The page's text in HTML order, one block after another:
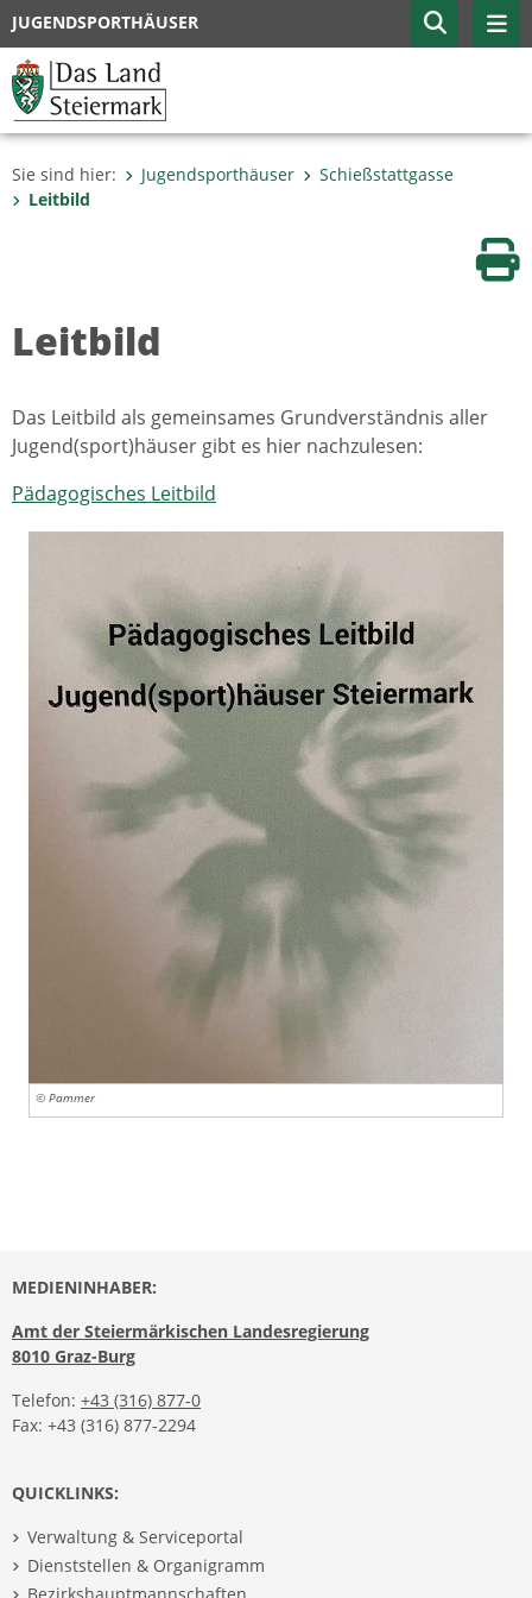
JUGENDSPORTHÄUSER
Sie sind hier: Jugendsporthäuser
Schießstattgasse
Leitbild
Leitbild
Das Leitbild als gemeinsames Grundverständnis aller
Jugend(sport)häuser gibt es hier nachzulesen:
Pädagogisches Leitbild
© Pammer
MEDIENINHABER:
Amt der Steiermärkischen Landesregierung
8010 Graz-Burg
Telefon: +43 (316) 877-0
Fax: +43 (316) 877-2294
QUICKLINKS:
Verwaltung & Serviceportal
Dienststellen & Organigramm